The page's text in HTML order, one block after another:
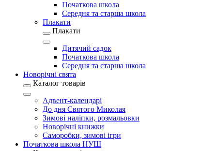
Початкова школа
Середня та старша школа
Плакати
Плакати
Дитячий садок
Початкова школа
Середня та старша школа
Новорічні свята
Каталог товарів
Адвент-календарі
До дня Святого Миколая
Зимові наліпки, розмальовки
Новорічні книжки
Саморобки, зимові ігри
Початкова школа НУШ